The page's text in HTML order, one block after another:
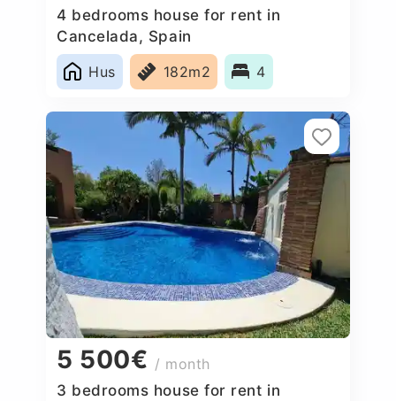
4 bedrooms house for rent in
Cancelada, Spain
Hus
182m2 4
5 500€ / month
3 bedrooms house for rent in